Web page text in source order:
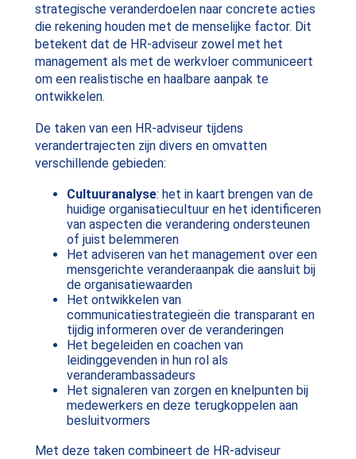
strategische veranderdoelen naar concrete acties
die rekening houden met de menselijke factor. Dit
betekent dat de HR-adviseur zowel met het
management als met de werkvloer communiceert
om een realistische en haalbare aanpak te
ontwikkelen.
De taken van een HR-adviseur tijdens
verandertrajecten zijn divers en omvatten
verschillende gebieden:
Cultuuranalyse: het in kaart brengen van de
huidige organisatiecultuur en het identificeren
van aspecten die verandering ondersteunen
of juist belemmeren
Het adviseren van het management over een
mensgerichte veranderaanpak die aansluit bij
de organisatiewaarden
Het ontwikkelen van
communicatiestrategieën die transparant en
tijdig informeren over de veranderingen
Het begeleiden en coachen van
leidinggevenden in hun rol als
veranderambassadeurs
Het signaleren van zorgen en knelpunten bij
medewerkers en deze terugkoppelen aan
besluitvormers
Met deze taken combineert de HR-adviseur